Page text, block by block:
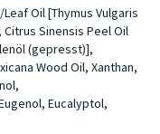
Oil [Thymus Vulgaris
Sinensis Peel Oil
(gepresst)],
Wood Oil, Xanthan,
Eucalyptol,